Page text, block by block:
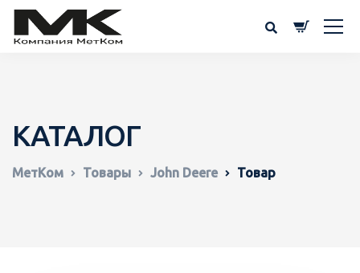
КАТАЛОГ
МетКом Товары John Deere Товар